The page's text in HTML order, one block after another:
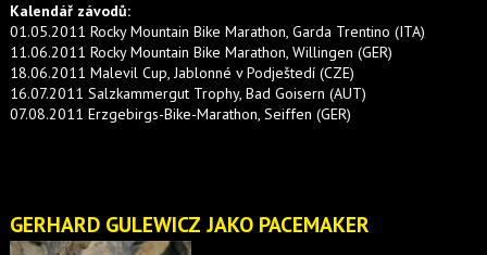
Kalendář závodů:
01.05.2011 Rocky Mountain Bike Marathon, Garda Trentino (ITA)
11.06.2011 Rocky Mountain Bike Marathon, Willingen (GER)
18.06.2011 Malevil Cup, Jablonné v Podještedí (CZE)
16.07.2011 Salzkammergut Trophy, Bad Goisern (AUT)
07.08.2011 Erzgebirgs-Bike-Marathon, Seiffen (GER)
GERHARD GULEWICZ JAKO PACEMAKER